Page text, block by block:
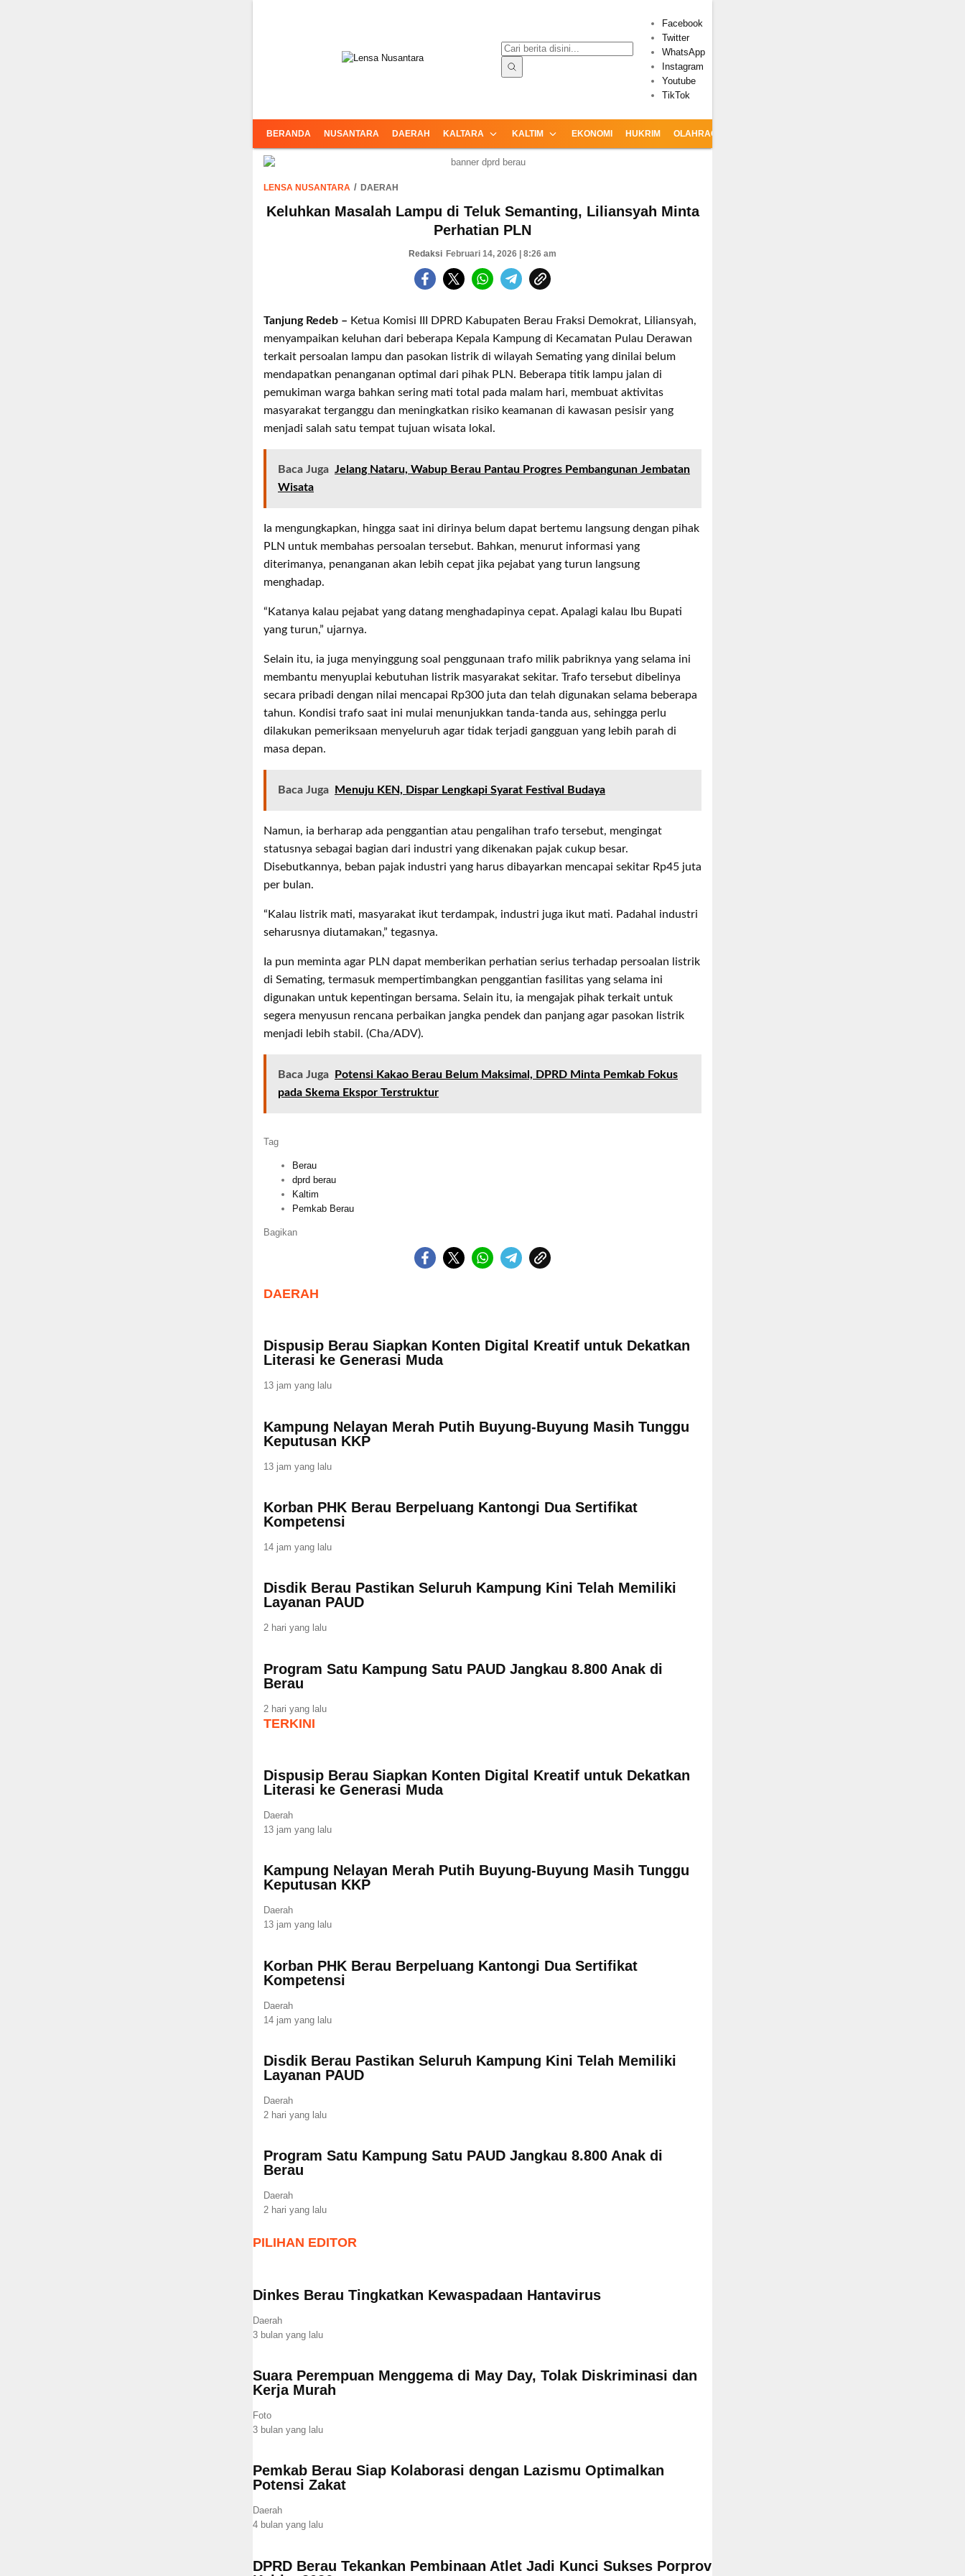
Facebook
Twitter
WhatsApp
Instagram
Youtube
TikTok
BERANDA NUSANTARA DAERAH KALTARA KALTIM EKONOMI HUKRIM OLAHRAGA
LENSA NUSANTARA DAERAH
Keluhkan Masalah Lampu di Teluk Semanting, Liliansyah Minta
Perhatian PLN
Redaksi Februari 14, 2026 | 8:26 am
Tanjung Redeb – Ketua Komisi III DPRD Kabupaten Berau Fraksi Demokrat, Liliansyah,
menyampaikan keluhan dari beberapa Kepala Kampung di Kecamatan Pulau Derawan
terkait persoalan lampu dan pasokan listrik di wilayah Semating yang dinilai belum
mendapatkan penanganan optimal dari pihak PLN. Beberapa titik lampu jalan di
pemukiman warga bahkan sering mati total pada malam hari, membuat aktivitas
masyarakat terganggu dan meningkatkan risiko keamanan di kawasan pesisir yang
menjadi salah satu tempat tujuan wisata lokal.
Baca Juga Jelang Nataru, Wabup Berau Pantau Progres Pembangunan Jembatan
Wisata
Ia mengungkapkan, hingga saat ini dirinya belum dapat bertemu langsung dengan pihak
PLN untuk membahas persoalan tersebut. Bahkan, menurut informasi yang
diterimanya, penanganan akan lebih cepat jika pejabat yang turun langsung
menghadap.
“Katanya kalau pejabat yang datang menghadapinya cepat. Apalagi kalau Ibu Bupati
yang turun,” ujarnya.
Selain itu, ia juga menyinggung soal penggunaan trafo milik pabriknya yang selama ini
membantu menyuplai kebutuhan listrik masyarakat sekitar. Trafo tersebut dibelinya
secara pribadi dengan nilai mencapai Rp300 juta dan telah digunakan selama beberapa
tahun. Kondisi trafo saat ini mulai menunjukkan tanda-tanda aus, sehingga perlu
dilakukan pemeriksaan menyeluruh agar tidak terjadi gangguan yang lebih parah di
masa depan.
Baca Juga Menuju KEN, Dispar Lengkapi Syarat Festival Budaya
Namun, ia berharap ada penggantian atau pengalihan trafo tersebut, mengingat
statusnya sebagai bagian dari industri yang dikenakan pajak cukup besar.
Disebutkannya, beban pajak industri yang harus dibayarkan mencapai sekitar Rp45 juta
per bulan.
“Kalau listrik mati, masyarakat ikut terdampak, industri juga ikut mati. Padahal industri
seharusnya diutamakan,” tegasnya.
Ia pun meminta agar PLN dapat memberikan perhatian serius terhadap persoalan listrik
di Semating, termasuk mempertimbangkan penggantian fasilitas yang selama ini
digunakan untuk kepentingan bersama. Selain itu, ia mengajak pihak terkait untuk
segera menyusun rencana perbaikan jangka pendek dan panjang agar pasokan listrik
menjadi lebih stabil. (Cha/ADV).
Baca Juga
Potensi Kakao Berau Belum Maksimal, DPRD Minta Pemkab Fokus
pada Skema Ekspor Terstruktur
Tag
Berau
dprd berau
Kaltim
Pemkab Berau
Bagikan
DAERAH
Dispusip Berau Siapkan Konten Digital Kreatif untuk Dekatkan
Literasi ke Generasi Muda
13 jam yang lalu
Kampung Nelayan Merah Putih Buyung-Buyung Masih Tunggu
Keputusan KKP
13 jam yang lalu
Korban PHK Berau Berpeluang Kantongi Dua Sertifikat
Kompetensi
14 jam yang lalu
Disdik Berau Pastikan Seluruh Kampung Kini Telah Memiliki
Layanan PAUD
2 hari yang lalu
Program Satu Kampung Satu PAUD Jangkau 8.800 Anak di
Berau
2 hari yang lalu
TERKINI
Dispusip Berau Siapkan Konten Digital Kreatif untuk Dekatkan
Literasi ke Generasi Muda
Daerah
13 jam yang lalu
Kampung Nelayan Merah Putih Buyung-Buyung Masih Tunggu
Keputusan KKP
Daerah
13 jam yang lalu
Korban PHK Berau Berpeluang Kantongi Dua Sertifikat
Kompetensi
Daerah
14 jam yang lalu
Disdik Berau Pastikan Seluruh Kampung Kini Telah Memiliki
Layanan PAUD
Daerah
2 hari yang lalu
Program Satu Kampung Satu PAUD Jangkau 8.800 Anak di
Berau
Daerah
2 hari yang lalu
PILIHAN EDITOR
Dinkes Berau Tingkatkan Kewaspadaan Hantavirus
Daerah
3 bulan yang lalu
Suara Perempuan Menggema di May Day, Tolak Diskriminasi dan
Kerja Murah
Foto
3 bulan yang lalu
Pemkab Berau Siap Kolaborasi dengan Lazismu Optimalkan
Potensi Zakat
Daerah
4 bulan yang lalu
DPRD Berau Tekankan Pembinaan Atlet Jadi Kunci Sukses Porprov